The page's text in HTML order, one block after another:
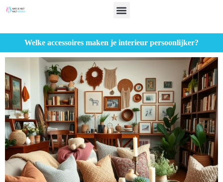
Welke accessoires maken je interieur persoonlijker?